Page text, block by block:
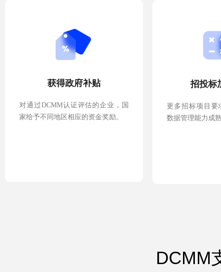
获得政府补贴
对通过DCMM认证评估的企业，国
家给予不同地区相应的资金奖励。
招投标
更多招标项目要
数据管理能力成
DCMM